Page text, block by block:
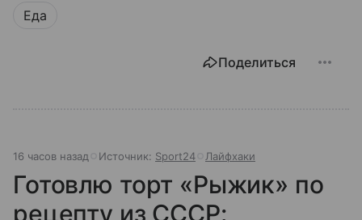
Еда
Поделиться
16 часов назад Источник: Sport24 Лайфхаки
Готовлю торт «Рыжик» по
рецепту из СССР: